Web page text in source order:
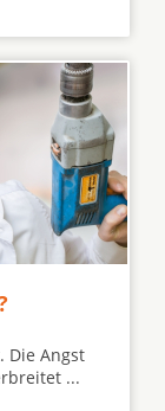
Die Angst
...